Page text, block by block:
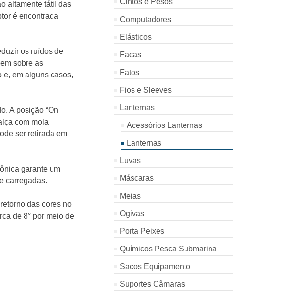
altamente tátil das
é encontrada
os ruídos de
sobre as
e, em alguns casos,
A posição “On
com mola
ser retirada em
garante um
carregadas.
das cores no
de 8° por meio de
Cintos e Pesos
Computadores
Elásticos
Facas
Fatos
Fios e Sleeves
Lanternas
Acessórios Lanternas
Lanternas
Luvas
Máscaras
Meias
Ogivas
Porta Peixes
Químicos Pesca Submarina
Sacos Equipamento
Suportes Câmaras